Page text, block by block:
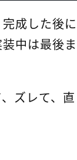
成した後
中は最後
ズレて、